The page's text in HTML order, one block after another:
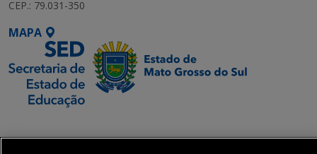
CEP.: 79.031-350
MAPA
Executiva de